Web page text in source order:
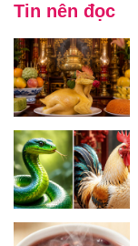
Tin nên đọc